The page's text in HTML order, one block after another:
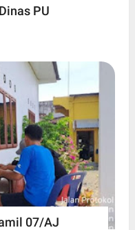
PU
07/AJ